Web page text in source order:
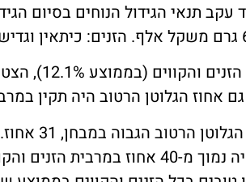
עקב תנאי הגידול הנוחים בסיום